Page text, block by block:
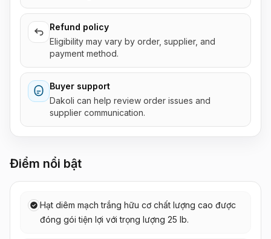
Điểm nổi bật
Hạt diêm mạch trắng hữu cơ chất lượng cao được
đóng gói tiện lợi với trọng lượng 25 lb.
Refund policy
Eligibility may vary by order, supplier, and
payment method.
Buyer support
Dakoli can help review order issues and
supplier communication.